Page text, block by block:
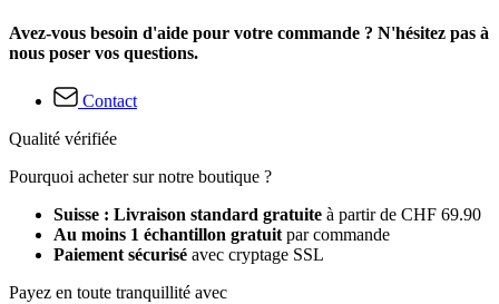
Avez-vous besoin d'aide pour votre commande ? N'hésitez pas à
nous poser vos questions.
Contact
Qualité vérifiée
Pourquoi acheter sur notre boutique ?
Suisse : Livraison standard gratuite à partir de CHF 69.90
Au moins 1 échantillon gratuit par commande
Paiement sécurisé avec cryptage SSL
Payez en toute tranquillité avec